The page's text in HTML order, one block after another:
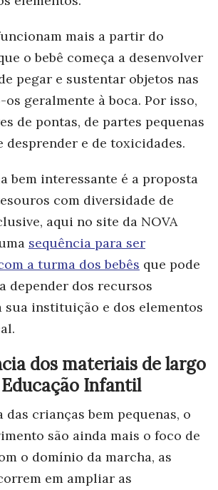
mais a partir do
o bebê começa a desenvolver
pegar e sustentar objetos nas
os geralmente à boca. Por isso,
de pontas, de partes pequenas
desprender e de toxicidades.
bem interessante é a proposta
com diversidade de
aqui no site da NOVA
sequência para ser
a turma dos bebês que pode
depender dos recursos
sua instituição e dos elementos
dos materiais de largo
Infantil
das crianças bem pequenas, o
são ainda mais o foco de
o domínio da marcha, as
em ampliar as